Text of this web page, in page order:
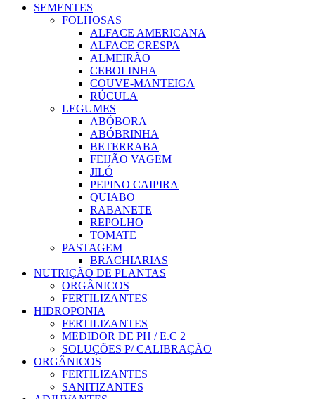
SEMENTES
FOLHOSAS
ALFACE AMERICANA
ALFACE CRESPA
ALMEIRÃO
CEBOLINHA
COUVE-MANTEIGA
RÚCULA
LEGUMES
ABÓBORA
ABÓBRINHA
BETERRABA
FEIJÃO VAGEM
JILÓ
PEPINO CAIPIRA
QUIABO
RABANETE
REPOLHO
TOMATE
PASTAGEM
BRACHIARIAS
NUTRIÇÃO DE PLANTAS
ORGÂNICOS
FERTILIZANTES
HIDROPONIA
FERTILIZANTES
MEDIDOR DE PH / E.C 2
SOLUÇÕES P/ CALIBRAÇÃO
ORGÂNICOS
FERTILIZANTES
SANITIZANTES